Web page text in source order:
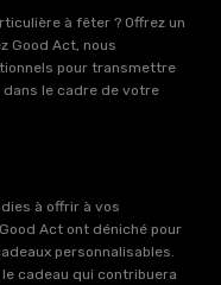
à fêter ? Offrez un
Good Act, nous
pour transmettre
le cadre de votre
à offrir à vos
Act ont déniché pour
personnalisables.
cadeau qui contribuera